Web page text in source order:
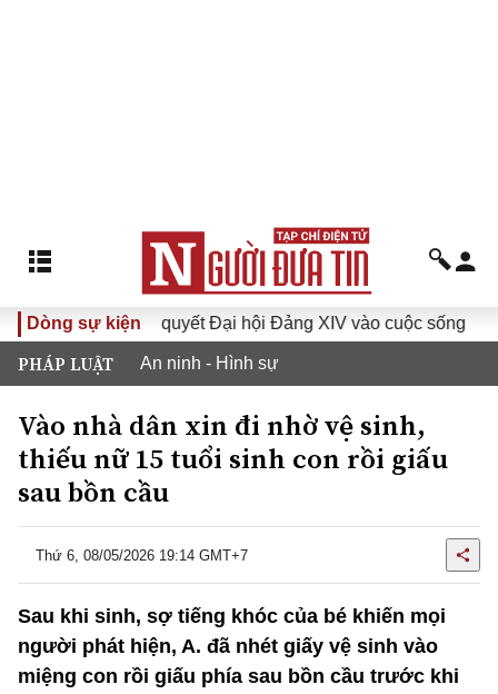
Dòng sự kiện
Đưa Nghị quyết Đại hội Đảng XIV vào cuộc sống
PHÁP LUẬT An ninh - Hình sự
Vào nhà dân xin đi nhờ vệ sinh,
thiếu nữ 15 tuổi sinh con rồi giấu
sau bồn cầu
Thứ 6, 08/05/2026 19:14 GMT+7
Sau khi sinh, sợ tiếng khóc của bé khiến mọi
người phát hiện, A. đã nhét giấy vệ sinh vào
miệng con rồi giấu phía sau bồn cầu trước khi